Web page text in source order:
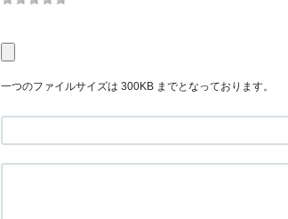
一つのファイルサイズは 300KB までとなっております。